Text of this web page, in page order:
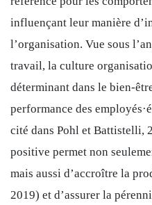
influençant leur manière
l’organisation. Vue sous
travail, la culture
déterminant dans le bien-
performance des
cité dans Pohl et Battistelli,
positive permet non
mais aussi d’accroître la
2019) et d’assurer la